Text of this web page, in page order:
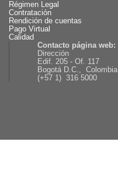
Régimen Legal
Contratación
Rendición de cuentas
Pago Virtual
Calidad
Contacto página web:
Dirección
Edif. 205 - Of. 117
Bogotá D.C., Colombia
(+57 1) 316 5000